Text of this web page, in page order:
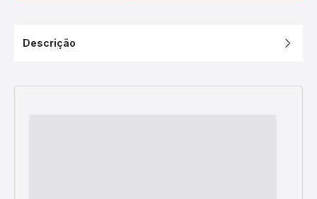
Descrição